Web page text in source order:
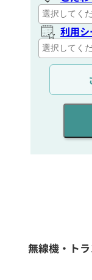
利用
通信
出力
同時
フリ
無線機・ト